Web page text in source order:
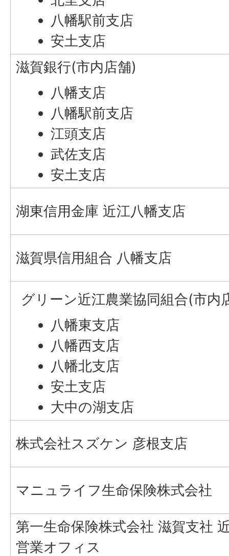
八幡駅前支店
安土支店
滋賀銀行(市内店舗)
八幡支店
八幡駅前支店
江頭支店
武佐支店
安土支店
湖東信用金庫 近江八幡支店
滋賀県信用組合 八幡支店
グリーン近江農業協同組合(市内
八幡東支店
八幡西支店
八幡北支店
安土支店
大中の湖支店
株式会社スズケン 彦根支店
マニュライフ生命保険株式会社
第一生命保険株式会社 滋賀支社
営業オフィス